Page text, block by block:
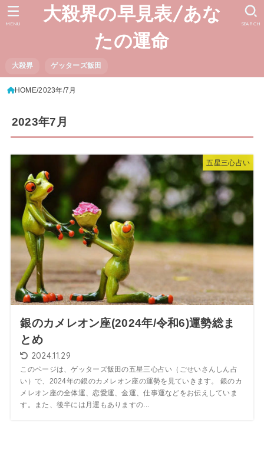
大殺界の早見表/あな
たの運命
大殺界 ゲッターズ飯田
SEARCH
MENU
HOME 2023年 7月
2023年7月
五星三心占い
銀のカメレオン座(2024年/令和6)運勢総ま
とめ
2024.11.29
このページは、ゲッターズ飯田の五星三心占い（ごせいさんしん占
い）で、2024年の銀のカメレオン座の運勢を見ていきます。 銀のカ
メレオン座の全体運、恋愛運、金運、仕事運などをお伝えしていま
す。また、後半には月運もありますの...